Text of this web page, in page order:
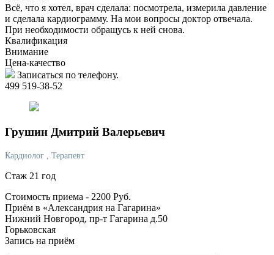
Всё, что я хотел, врач сделала: посмотрела, измерила давление
и сделала кардиограмму. На мои вопросы доктор отвечала.
При необходимости обращусь к ней снова.
Квалификация
Внимание
Цена-качество
Записаться по телефону.
499 519-38-52
Грушин Дмитрий Валерьевич
Кардиолог , Терапевт
Стаж 21 год
Стоимость приема - 2200 Руб.
Приём в «Александрия на Гагарина»
Нижний Новгород, пр-т Гагарина д.50
Горьковская
Запись на приём